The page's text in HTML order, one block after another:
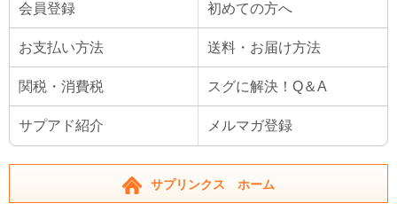
会員登録 初めての方へ
お支払い方法 送料・お届け方法
関税・消費税 スグに解決！Q＆A
サプアド紹介 メルマガ登録
サプリンクス ホーム